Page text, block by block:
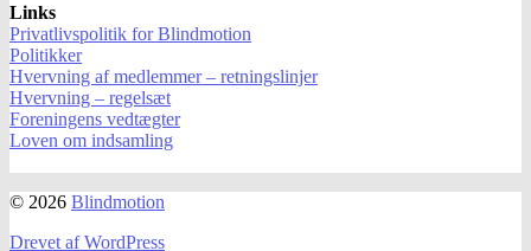
Links
Privatlivspolitik for Blindmotion
Politikker
Hvervning af medlemmer – retningslinjer
Hvervning – regelsæt
Foreningens vedtægter
Loven om indsamling
© 2026 Blindmotion
Drevet af WordPress